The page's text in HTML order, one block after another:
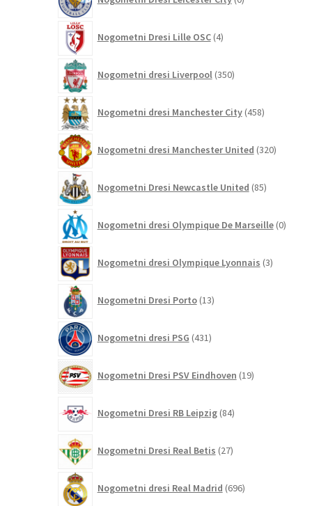
izdelkov
Nogometni Dresi Lille OSC 4izdelki
Nogometni dresi Liverpool 350izdelkov
Nogometni dresi Manchester City 458izdelkov
Nogometni dresi Manchester United 320izdelkov
Nogometni Dresi Newcastle United 85izdelkov
Nogometni dresi Olympique De Marseille 0
Nogometni dresi Olympique Lyonnais 3izdelki
Nogometni Dresi Porto 13izdelkov
Nogometni dresi PSG 431izdelkov
Nogometni Dresi PSV Eindhoven 19izdelkov
Nogometni Dresi RB Leipzig 84izdelkov
Nogometni Dresi Real Betis 27izdelkov
Nogometni dresi Real Madrid 696izdelkov